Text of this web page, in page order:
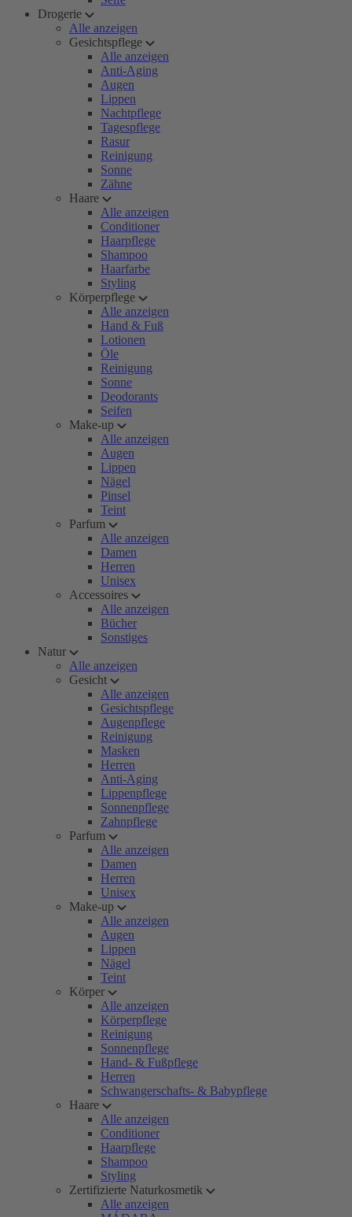
Drogerie
Alle anzeigen
Gesichtspflege
Alle anzeigen
Anti-Aging
Augen
Lippen
Nachtpflege
Tagespflege
Rasur
Reinigung
Sonne
Zähne
Haare
Alle anzeigen
Conditioner
Haarpflege
Shampoo
Haarfarbe
Styling
Körperpflege
Alle anzeigen
Hand & Fuß
Lotionen
Öle
Reinigung
Sonne
Deodorants
Seifen
Make-up
Alle anzeigen
Augen
Lippen
Nägel
Pinsel
Teint
Parfum
Alle anzeigen
Damen
Herren
Unisex
Accessoires
Alle anzeigen
Bücher
Sonstiges
Natur
Alle anzeigen
Gesicht
Alle anzeigen
Gesichtspflege
Augenpflege
Reinigung
Masken
Herren
Anti-Aging
Lippenpflege
Sonnenpflege
Zahnpflege
Parfum
Alle anzeigen
Damen
Herren
Unisex
Make-up
Alle anzeigen
Augen
Lippen
Nägel
Teint
Körper
Alle anzeigen
Körperpflege
Reinigung
Sonnenpflege
Hand- & Fußpflege
Herren
Schwangerschafts- & Babypflege
Haare
Alle anzeigen
Conditioner
Haarpflege
Shampoo
Styling
Zertifizierte Naturkosmetik
Alle anzeigen